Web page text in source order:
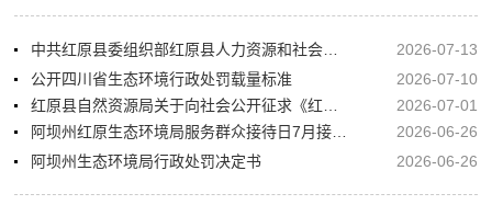
2026-07-13
公开四川省生态环境行政处罚载量标准
2026-07-10
2026-07-01
2026-06-26
阿坝州生态环境局行政处罚决定书
2026-06-26